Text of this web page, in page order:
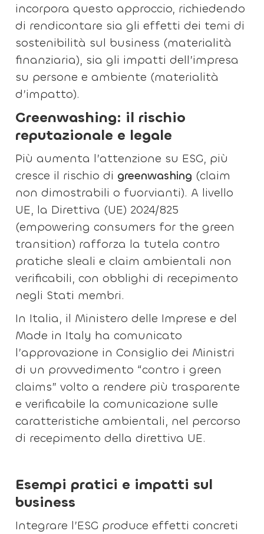
incorpora questo approccio, richiedendo
di rendicontare sia gli effetti dei temi di
sostenibilità sul business (materialità
finanziaria), sia gli impatti dell’impresa
su persone e ambiente (materialità
d’impatto).
Greenwashing: il rischio
reputazionale e legale
Più aumenta l’attenzione su ESG, più
cresce il rischio di greenwashing (claim
non dimostrabili o fuorvianti). A livello
UE, la Direttiva (UE) 2024/825
(empowering consumers for the green
transition) rafforza la tutela contro
pratiche sleali e claim ambientali non
verificabili, con obblighi di recepimento
negli Stati membri.
In Italia, il Ministero delle Imprese e del
Made in Italy ha comunicato
l’approvazione in Consiglio dei Ministri
di un provvedimento “contro i green
claims” volto a rendere più trasparente
e verificabile la comunicazione sulle
caratteristiche ambientali, nel percorso
di recepimento della direttiva UE.
Esempi pratici e impatti sul
business
Integrare l’ESG produce effetti concreti